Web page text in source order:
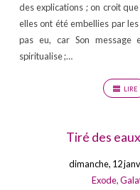
des explications ; on croit
elles ont été embellies par
pas eu, car Son message
spiritualise ;…
LIRE
Tiré des
dimanche, 12
Exode,